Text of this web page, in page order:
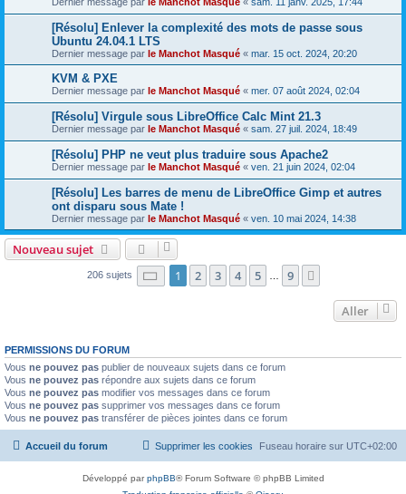
[Résolu] Enlever la complexité des mots de passe sous
Ubuntu 24.04.1 LTS
Dernier message par le Manchot Masqué « mar. 15 oct. 2024, 20:20
KVM & PXE
Dernier message par le Manchot Masqué « mer. 07 août 2024, 02:04
[Résolu] Virgule sous LibreOffice Calc Mint 21.3
Dernier message par le Manchot Masqué « sam. 27 juil. 2024, 18:49
[Résolu] PHP ne veut plus traduire sous Apache2
Dernier message par le Manchot Masqué « ven. 21 juin 2024, 02:04
[Résolu] Les barres de menu de LibreOffice Gimp et autres
ont disparu sous Mate !
Dernier message par le Manchot Masqué « ven. 10 mai 2024, 14:38
Nouveau sujet
206 sujets Page 1sur9
1 2 3 4 5 9
Aller
PERMISSIONS DU FORUM
Vous ne pouvez pas publier de nouveaux sujets dans ce forum
Vous ne pouvez pas répondre aux sujets dans ce forum
Vous ne pouvez pas modifier vos messages dans ce forum
Vous ne pouvez pas supprimer vos messages dans ce forum
Vous ne pouvez pas transférer de pièces jointes dans ce forum
Accueil du forum Fuseau horaire sur UTC+02:00
Supprimer les cookies
Développé parphpBB® Forum Software © phpBB Limited